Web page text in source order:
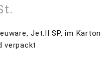
Jet.II SP, im Karton
verpackt